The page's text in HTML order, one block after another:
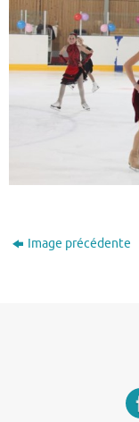
Image précédente